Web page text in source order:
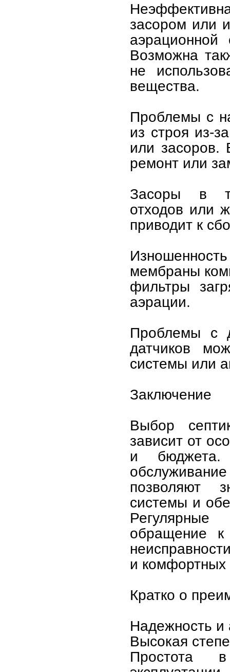
засором или
аэрационной
Возможна
не
вещества.
Проблемы с
из строя из-
или засоров.
ремонт или
Засоры в
отходов или
приводит к
мембраны
фильтры
аэрации.
Проблемы с
датчиков
системы или
Заключение
Выбор
зависит от
и бюджета.
позволяют
системы и
обращение к
и комфортных
Кратко о
Надежность и
Высокая
Простота